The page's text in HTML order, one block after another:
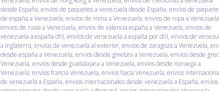
desde España, envios de paquetes a venezuela desde España, envios de
de españa a Venezuela, envios de roma a Venezuela, envios de ropa a Venezuela
envios de rusia a Venezuela, envios de valencia españa a Venezuela, envios de
venezuela a españa dhl, envios de venezuela a españa por dhl, envios de
a Inglaterra, envios de venezuela al exterior, envios de zaragoza a Venezuela,
desde españa a Venezuela, envios desde ginebra a Venezuela, envios desde
Venezuela, envios desde guadalajara a Venezuela, envios desde noruega a
Venezuela, envios francia Venezuela, envios hacia Venezuela, envios
de venezuela a España, envios internacionales desde venezuela a España, envios